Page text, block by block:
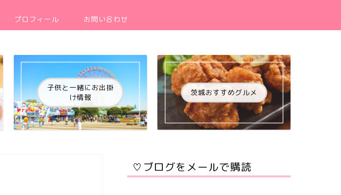
プロフィール お問い合わせ
子供と一緒にお出掛
け情報
茨城おすすめグルメ
♡ブログをメールで購読